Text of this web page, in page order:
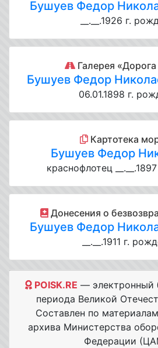
Бушуев Федор
__.__.1926 г.
Галерея «Дорога
Бушуев Федор
06.01.1898 г.
Картотека
Бушуев Федор
краснофлотец
Донесения о
Бушуев Федор
__.__.1911 г.
POISK.RE — электронный
периода Великой
Составлен по
архива Министерства
Федерации